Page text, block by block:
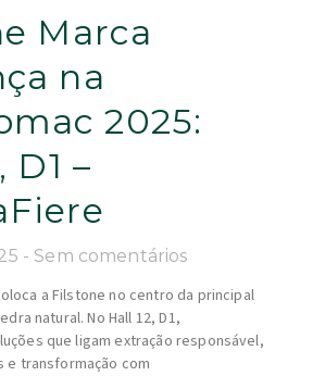
Marca
na
2025:
D1 –
Sem comentários
a Filstone no centro da principal
natural. No Hall 12, D1,
que ligam extração responsável,
e transformação com